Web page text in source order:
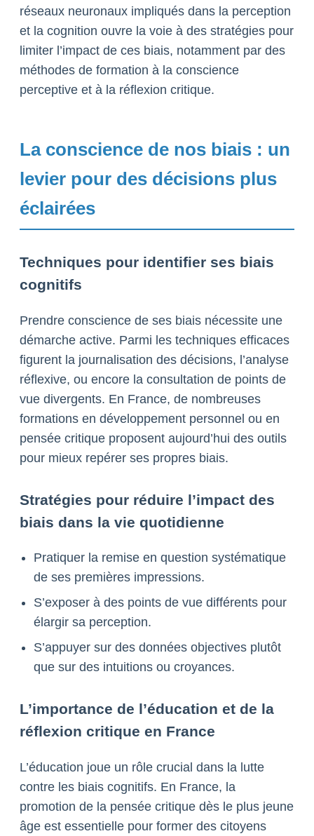
réseaux neuronaux impliqués dans la perception
et la cognition ouvre la voie à des stratégies pour
limiter l’impact de ces biais, notamment par des
méthodes de formation à la conscience
perceptive et à la réflexion critique.
La conscience de nos biais : un
levier pour des décisions plus
éclairées
Techniques pour identifier ses biais
cognitifs
Prendre conscience de ses biais nécessite une
démarche active. Parmi les techniques efficaces
figurent la journalisation des décisions, l’analyse
réflexive, ou encore la consultation de points de
vue divergents. En France, de nombreuses
formations en développement personnel ou en
pensée critique proposent aujourd’hui des outils
pour mieux repérer ses propres biais.
Stratégies pour réduire l’impact des
biais dans la vie quotidienne
Pratiquer la remise en question systématique
de ses premières impressions.
S’exposer à des points de vue différents pour
élargir sa perception.
S’appuyer sur des données objectives plutôt
que sur des intuitions ou croyances.
L’importance de l’éducation et de la
réflexion critique en France
L’éducation joue un rôle crucial dans la lutte
contre les biais cognitifs. En France, la
promotion de la pensée critique dès le plus jeune
âge est essentielle pour former des citoyens